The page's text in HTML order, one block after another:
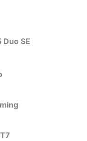
Duo SE